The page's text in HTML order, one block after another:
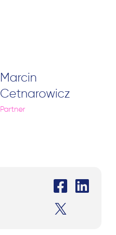
Marcin
Cetnarowicz
Partner